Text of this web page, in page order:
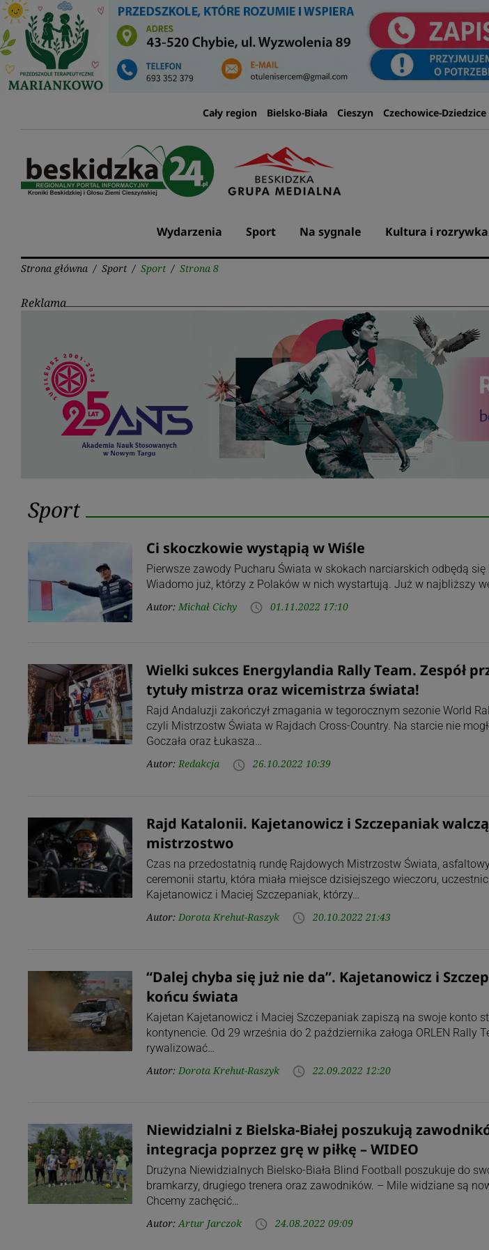
Przejdź
do
treści
Cały region Bielsko-Biała Cieszyn Czechowice-Dziedzice
Wydarzenia Sport Na sygnale Kultura i rozrywka
Strona główna / Sport / Sport / Strona 8
Reklama
Kategoria:
Sport
Sport
Ci skoczkowie wystąpią w Wiśle
Pierwsze zawody Pucharu Świata w skokach narciarskich odbędą się
Wiadomo już, którzy z Polaków w nich wystartują. Już w najbliższy
Autor: Michał Cichy access_time 01.11.2022 17:10
Wielki sukces Energylandia Rally Team. Zespół
tytuły mistrza oraz wicemistrza świata!
Rajd Andaluzji zakończył zmagania w tegorocznym sezonie World
czyli Mistrzostw Świata w Rajdach Cross-Country. Na starcie nie
Goczała oraz Łukasza…
Autor: Redakcja access_time 26.10.2022 10:39
Rajd Katalonii. Kajetanowicz i Szczepaniak
mistrzostwo
Czas na przedostatnią rundę Rajdowych Mistrzostw Świata,
ceremonii startu, która miała miejsce dzisiejszego wieczoru,
Kajetanowicz i Maciej Szczepaniak, którzy…
Autor: Dorota Krehut-Raszyk access_time 20.10.2022 21:43
“Dalej chyba się już nie da”. Kajetanowicz i
końcu świata
Kajetan Kajetanowicz i Maciej Szczepaniak zapiszą na swoje konto
kontynencie. Od 29 września do 2 października załoga ORLEN Rally
rywalizować…
Autor: Dorota Krehut-Raszyk access_time 22.09.2022 12:20
Niewidzialni z Bielska-Białej poszukują
integracja poprzez grę w piłkę – WIDEO
Drużyna Niewidzialnych Bielsko-Biała Blind Football poszukuje do
bramkarzy, drugiego trenera oraz zawodników. – Mile widziane są
Chcemy zachęcić…
Autor:Artur Jarczok access_time 24.08.2022 09:09